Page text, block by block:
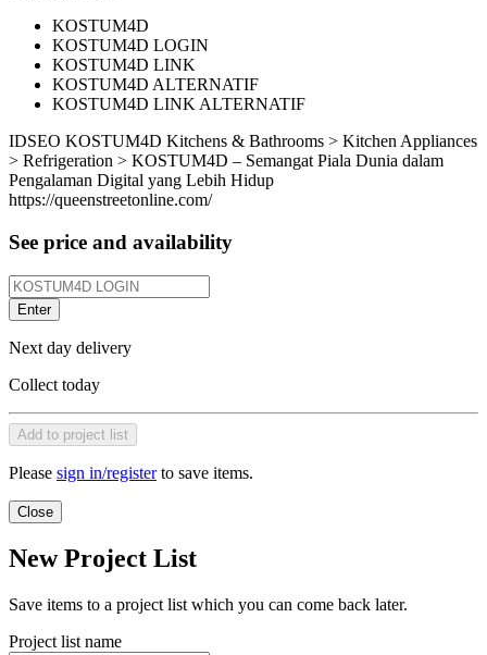
KOSTUM4D
KOSTUM4D LOGIN
KOSTUM4D LINK
KOSTUM4D ALTERNATIF
KOSTUM4D LINK ALTERNATIF
IDSEO KOSTUM4D Kitchens & Bathrooms > Kitchen Appliances
> Refrigeration > KOSTUM4D – Semangat Piala Dunia dalam
Pengalaman Digital yang Lebih Hidup
https://queenstreetonline.com/
See price and availability
Enter
Next day delivery
Collect today
Add to project list
Please sign in/registerto save items.
Close
New Project List
Save items to a project list which you can come back later.
Project list name